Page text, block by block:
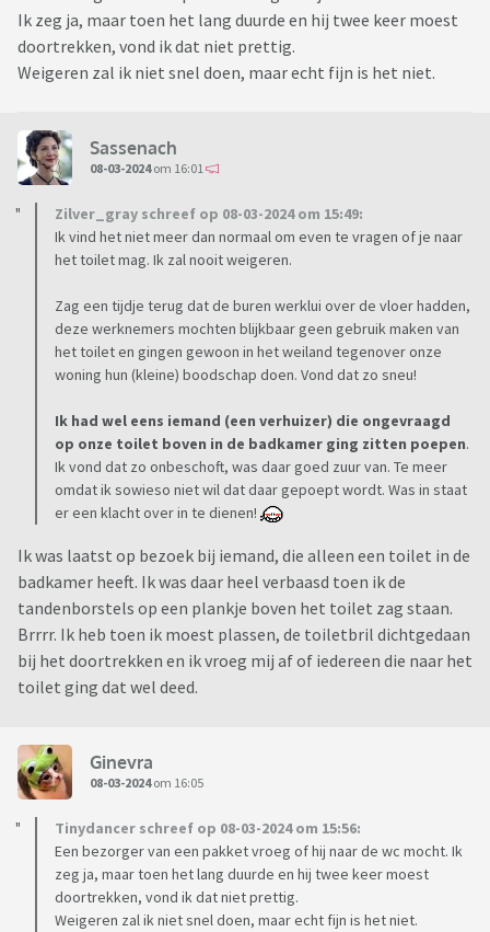
Ik zeg ja, maar toen het lang duurde en hij twee keer moest
doortrekken, vond ik dat niet prettig.
Weigeren zal ik niet snel doen, maar echt fijn is het niet.
Sassenach
08-03-2024om 16:01
Zilver_gray schreef op 08-03-2024 om 15:49:
Ik vind het niet meer dan normaal om even te vragen of je naar
het toilet mag. Ik zal nooit weigeren.
Zag een tijdje terug dat de buren werklui over de vloer hadden,
deze werknemers mochten blijkbaar geen gebruik maken van
het toilet en gingen gewoon in het weiland tegenover onze
woning hun (kleine) boodschap doen. Vond dat zo sneu!
Ik had wel eens iemand (een verhuizer) die ongevraagd
op onze toilet boven in de badkamer ging zitten poepen.
Ik vond dat zo onbeschoft, was daar goed zuur van. Te meer
omdat ik sowieso niet wil dat daar gepoept wordt. Was in staat
er een klacht over in te dienen!
Ik was laatst op bezoek bij iemand, die alleen een toilet in de
badkamer heeft. Ik was daar heel verbaasd toen ik de
tandenborstels op een plankje boven het toilet zag staan.
Brrrr. Ik heb toen ik moest plassen, de toiletbril dichtgedaan
bij het doortrekken en ik vroeg mij af of iedereen die naar het
toilet ging dat wel deed.
Ginevra
08-03-2024om 16:05
Tinydancer schreef op 08-03-2024 om 15:56:
Een bezorger van een pakket vroeg of hij naar de wc mocht. Ik
zeg ja, maar toen het lang duurde en hij twee keer moest
doortrekken, vond ik dat niet prettig.
Weigeren zal ik niet snel doen, maar echt fijn is het niet.